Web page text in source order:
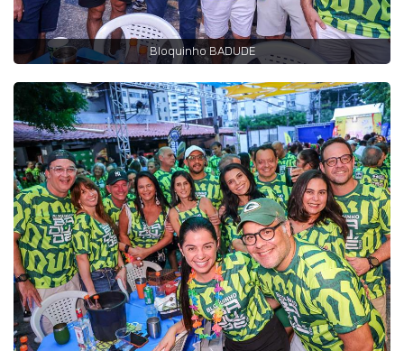
Bloquinho BADUDE